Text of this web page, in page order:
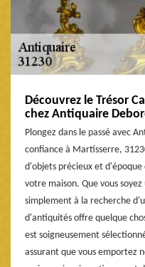
Découvrez le Trésor
chez Antiquaire
Plongez dans le passé avec
confiance à Martisserre,
d'objets précieux et
votre maison. Que vous
simplement à la recherche
d'antiquités offre quelque
est soigneusement
assurant que vous emportez